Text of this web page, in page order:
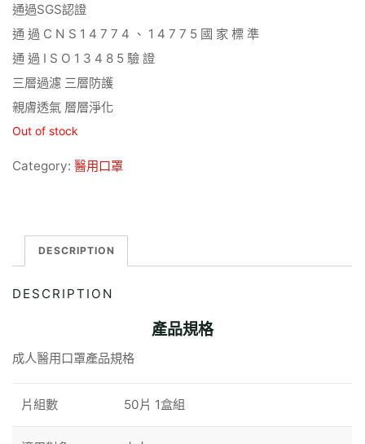
通過SGS認證
通 過 C N S 1 4 7 7 4 、 1 4 7 7 5 國 家 標 準
通 過 I S O 1 3 4 8 5 驗 證
三層過濾 三層防護
親膚透氣 層層淨化
Out of stock
Category:醫用口罩
DESCRIPTION
DESCRIPTION
產品規格
成人醫用口罩產品規格
片組數 50片 1盒組